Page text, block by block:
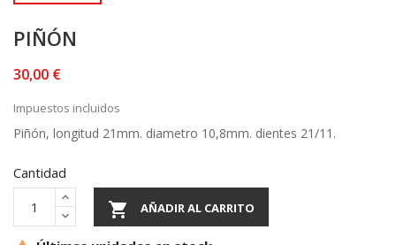
PIÑÓN
30,00 €
Impuestos incluidos
Piñón, longitud 21mm. diametro 10,8mm. dientes 21/11.
Cantidad
 AÑADIR AL CARRITO